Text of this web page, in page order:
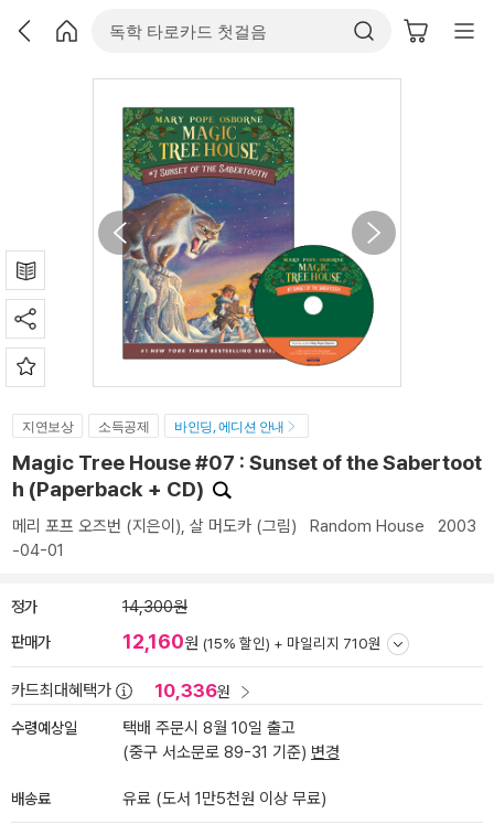
지연보상 소득공제 바인딩, 에디션 안내
Magic Tree House #07 : Sunset of the Sabertoot
h (Paperback + CD)
메리 포프 오즈번 (지은이), 살 머도카 (그림) Random House 2003
-04-01
정가 14,300원
판매가 12,160원 (15% 할인) + 마일리지 710원
카드최대혜택가 10,336원
수령예상일
택배 주문시 8월 10일 출고
(중구 서소문로 89-31 기준) 변경
배송료 유료 (도서 1만5천원 이상 무료)